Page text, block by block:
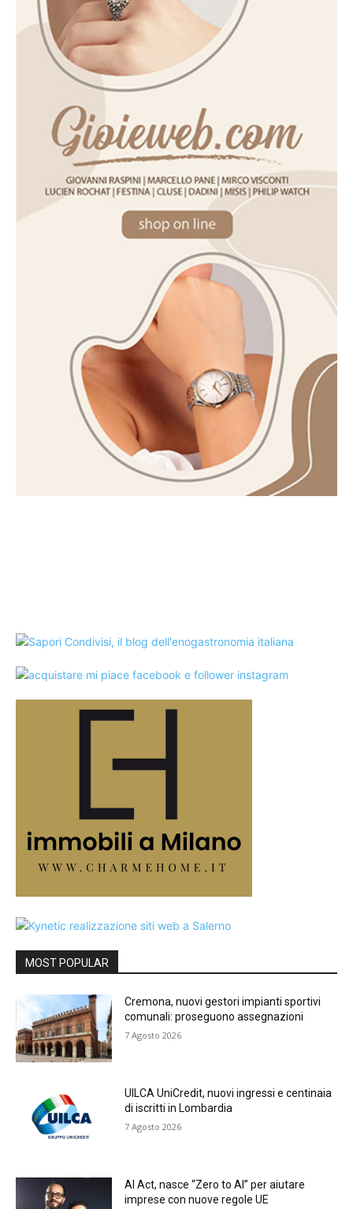
MOST POPULAR
Cremona, nuovi gestori impianti sportivi
comunali: proseguono assegnazioni
7 Agosto 2026
UILCA UniCredit, nuovi ingressi e centinaia
di iscritti in Lombardia
7 Agosto 2026
AI Act, nasce “Zero to AI” per aiutare
imprese con nuove regole UE